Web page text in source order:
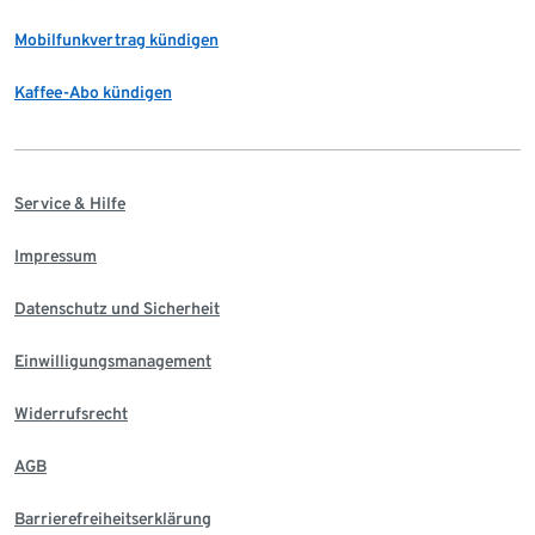
Mobilfunkvertrag kündigen
Kaffee-Abo kündigen
Service & Hilfe
Impressum
Datenschutz und Sicherheit
Einwilligungsmanagement
Widerrufsrecht
AGB
Barrierefreiheitserklärung